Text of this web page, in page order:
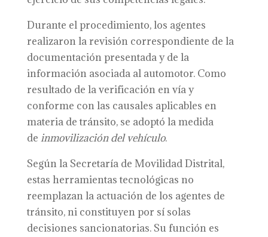
Durante el procedimiento, los agentes
realizaron la revisión correspondiente de la
documentación presentada y de la
información asociada al automotor. Como
resultado de la verificación en vía y
conforme con las causales aplicables en
materia de tránsito, se adoptó la medida
de inmovilización del vehículo.
Según la Secretaría de Movilidad Distrital,
estas herramientas tecnológicas no
reemplazan la actuación de los agentes de
tránsito, ni constituyen por sí solas
decisiones sancionatorias. Su función es